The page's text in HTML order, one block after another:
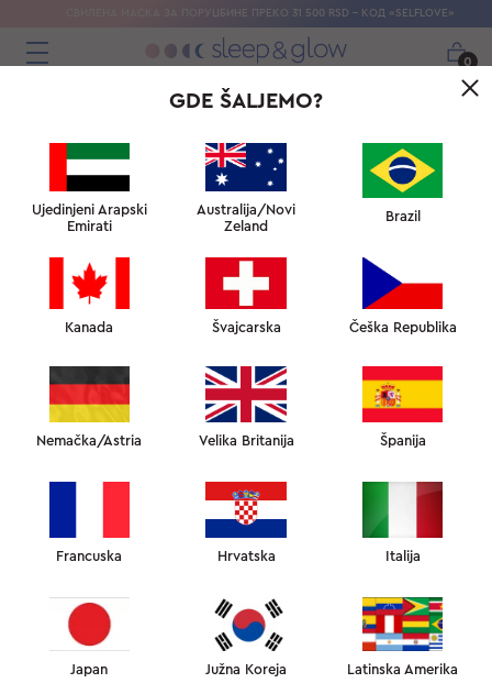
СВИЛЕНА МАСКА ЗА ПОРУЏБИНЕ ПРЕКО 31 500 RSD - КОД «SELFLOVE»
0
JASTUK OMNIA CALMING RSD
Revolucionarni patentirani jastuk — anti-aging Omnia.
Unapređena verzija našeg najprodavanijeg jastuka Omnia,
sada pokrenuta mikrokapsuliranim uljem čajevca koji podržava
SPECIFIKACIJE I DIMENZIJE PLAĆANJE I DOSTAVA
GDE ŠALJEMO?
Ujedinjeni Arapski
Emirati
Australija/Novi
Zeland
Brazil
Kanada Švajcarska Češka Republika
Nemačka/Astria Velika Britanija Španija
Francuska Hrvatska Italija
Japan Južna Koreja Latinska Amerika